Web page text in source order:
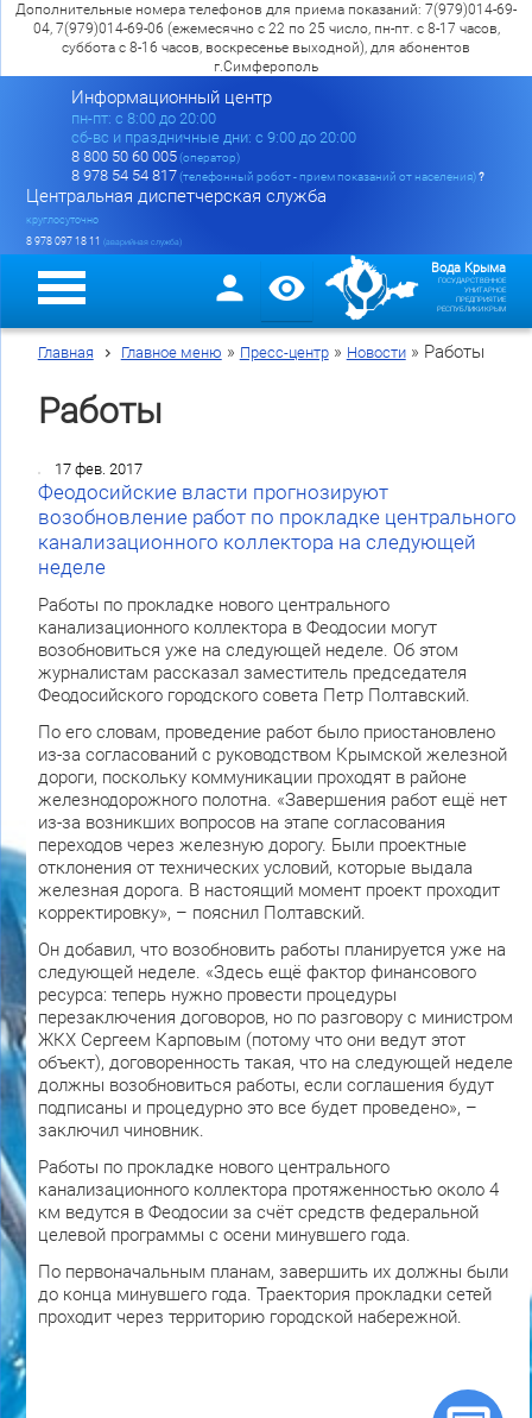
Дополнительные номера телефонов для приема показаний: 7(979)014-69-
04, 7(979)014-69-06 (ежемесячно с 22 по 25 число, пн-пт. с 8-17 часов,
суббота с 8-16 часов, воскресенье выходной), для абонентов
г.Симферополь
Информационный центр
пн-пт: c 8:00 до 20:00
сб-вс и праздничные дни: с 9:00 до 20:00
8 800 50 60 005(оператор)
8 978 54 54 817(телефонный робот - прием показаний от населения)?
Центральная диспетчерская служба
круглосуточно
8 978 097 18 11 (аварийная служба)
Вода Крыма
ГОСУДАРСТВЕННОЕ
УНИТАРНОЕ
ПРЕДПРИЯТИЕ
РЕСПУБЛИКИ КРЫМ
Главная Главное меню » Пресс-центр» Новости» Работы
Работы
17 фев. 2017
Феодосийские власти прогнозируют
возобновление работ по прокладке центрального
канализационного коллектора на следующей
неделе
Работы по прокладке нового центрального
канализационного коллектора в Феодосии могут
возобновиться уже на следующей неделе. Об этом
журналистам рассказал заместитель председателя
Феодосийского городского совета Петр Полтавский.
По его словам, проведение работ было приостановлено
из-за согласований с руководством Крымской железной
дороги, поскольку коммуникации проходят в районе
железнодорожного полотна. «Завершения работ ещё нет
из-за возникших вопросов на этапе согласования
переходов через железную дорогу. Были проектные
отклонения от технических условий, которые выдала
железная дорога. В настоящий момент проект проходит
корректировку», – пояснил Полтавский.
Он добавил, что возобновить работы планируется уже на
следующей неделе. «Здесь ещё фактор финансового
ресурса: теперь нужно провести процедуры
перезаключения договоров, но по разговору с министром
ЖКХ Сергеем Карповым (потому что они ведут этот
объект), договоренность такая, что на следующей неделе
должны возобновиться работы, если соглашения будут
подписаны и процедурно это все будет проведено», –
заключил чиновник.
Работы по прокладке нового центрального
канализационного коллектора протяженностью около 4
км ведутся в Феодосии за счёт средств федеральной
целевой программы с осени минувшего года.
По первоначальным планам, завершить их должны были
до конца минувшего года. Траектория прокладки сетей
проходит через территорию городской набережной.